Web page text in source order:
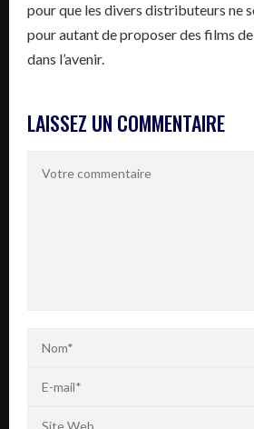
pour que les divers distributeurs ne
pour autant de proposer des films
dans l’avenir.
LAISSEZ UN COMMENTAIRE